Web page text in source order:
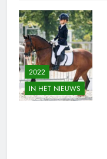
2022
IN HET NIEUWS